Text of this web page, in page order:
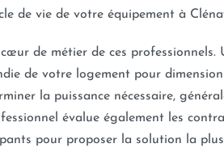
de vie de votre équipement à
de métier de ces
de votre logement pour
la puissance nécessaire,
évalue également les
pour proposer la solution la